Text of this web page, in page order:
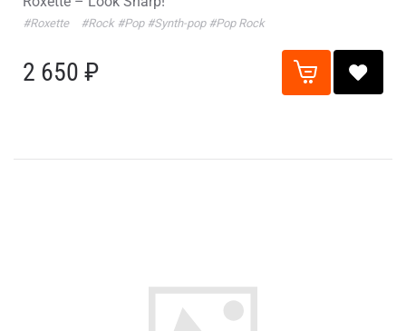
#Roxette #Rock #Pop #Synth-pop #Pop Rock
2 650 ₽